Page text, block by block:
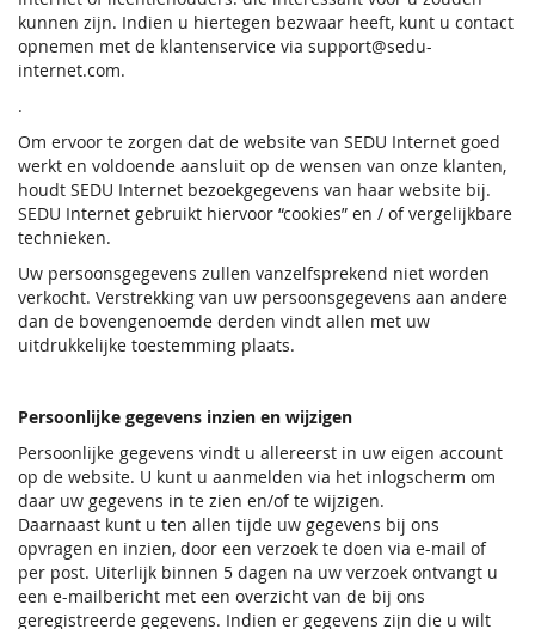
kunnen zijn. Indien u hiertegen bezwaar heeft, kunt u contact
opnemen met de klantenservice via support@sedu-
internet.com.
.
Om ervoor te zorgen dat de website van SEDU Internet goed
werkt en voldoende aansluit op de wensen van onze klanten,
houdt SEDU Internet bezoekgegevens van haar website bij.
SEDU Internet gebruikt hiervoor “cookies” en / of vergelijkbare
technieken.
Uw persoonsgegevens zullen vanzelfsprekend niet worden
verkocht. Verstrekking van uw persoonsgegevens aan andere
dan de bovengenoemde derden vindt allen met uw
uitdrukkelijke toestemming plaats.
Persoonlijke gegevens inzien en wijzigen
Persoonlijke gegevens vindt u allereerst in uw eigen account
op de website. U kunt u aanmelden via het inlogscherm om
daar uw gegevens in te zien en/of te wijzigen.
Daarnaast kunt u ten allen tijde uw gegevens bij ons
opvragen en inzien, door een verzoek te doen via e-mail of
per post. Uiterlijk binnen 5 dagen na uw verzoek ontvangt u
een e-mailbericht met een overzicht van de bij ons
geregistreerde gegevens. Indien er gegevens zijn die u wilt